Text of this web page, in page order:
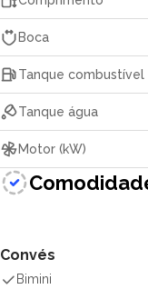
Boca
Tanque combustível
Tanque água
Motor (kW)
Convés
Bimini